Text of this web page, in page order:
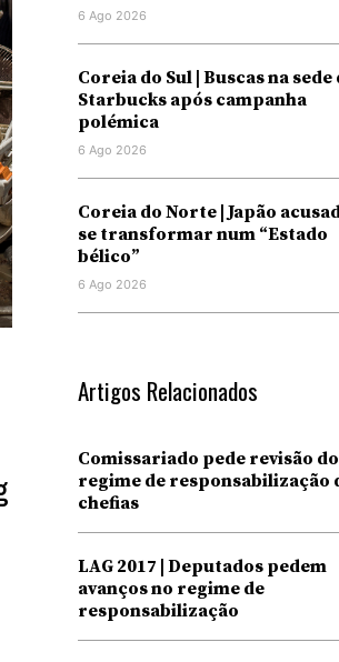
6 Ago 2026
Coreia do Sul | Buscas na sede
Starbucks após campanha
polémica
6 Ago 2026
Coreia do Norte | Japão
se transformar num “Estado
bélico”
6 Ago 2026
Artigos Relacionados
Comissariado pede revisão do
regime de responsabilização
chefias
LAG 2017 | Deputados pedem
avanços no regime de
responsabilização